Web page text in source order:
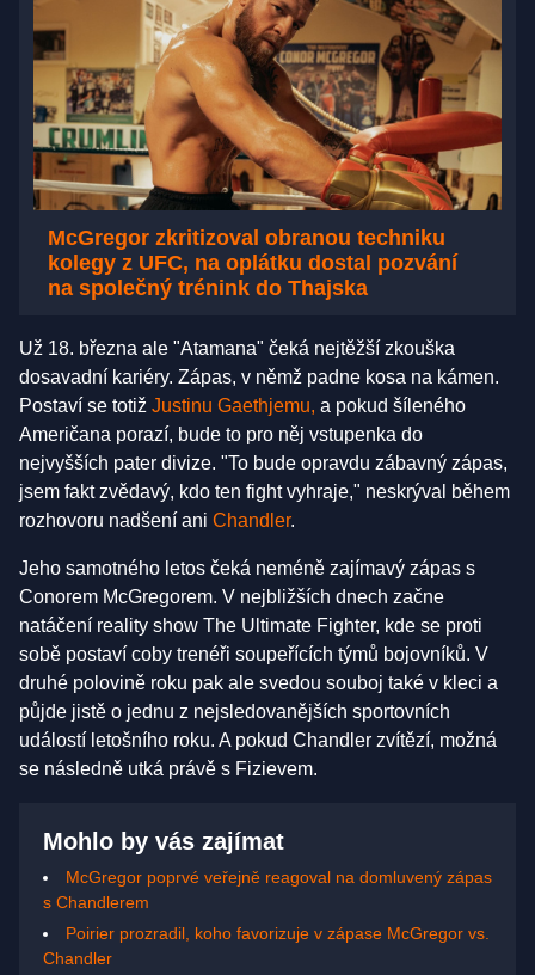
McGregor zkritizoval obranou techniku
kolegy z UFC, na oplátku dostal pozvání
na společný trénink do Thajska
Už 18. března ale "Atamana" čeká nejtěžší zkouška
dosavadní kariéry. Zápas, v němž padne kosa na kámen.
Postaví se totiž Justinu Gaethjemu, a pokud šíleného
Američana porazí, bude to pro něj vstupenka do
nejvyšších pater divize. "To bude opravdu zábavný zápas,
jsem fakt zvědavý, kdo ten fight vyhraje," neskrýval během
rozhovoru nadšení ani Chandler.
Jeho samotného letos čeká neméně zajímavý zápas s
Conorem McGregorem. V nejbližších dnech začne
natáčení reality show The Ultimate Fighter, kde se proti
sobě postaví coby trenéři soupeřících týmů bojovníků. V
druhé polovině roku pak ale svedou souboj také v kleci a
půjde jistě o jednu z nejsledovanějších sportovních
událostí letošního roku. A pokud Chandler zvítězí, možná
se následně utká právě s Fizievem.
Mohlo by vás zajímat
McGregor poprvé veřejně reagoval na domluvený zápas
s Chandlerem
Poirier prozradil, koho favorizuje v zápase McGregor vs.
Chandler